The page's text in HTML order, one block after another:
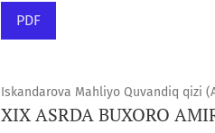
PDF
Iskandarova Mahliyo Quvandiq qizi
XIX ASRDA BUXORO